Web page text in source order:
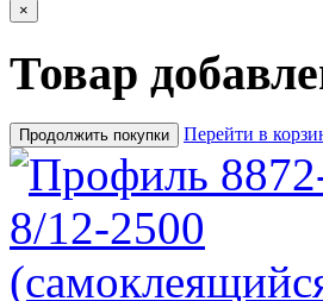
×
Товар
Продолжить покупки Перейти в